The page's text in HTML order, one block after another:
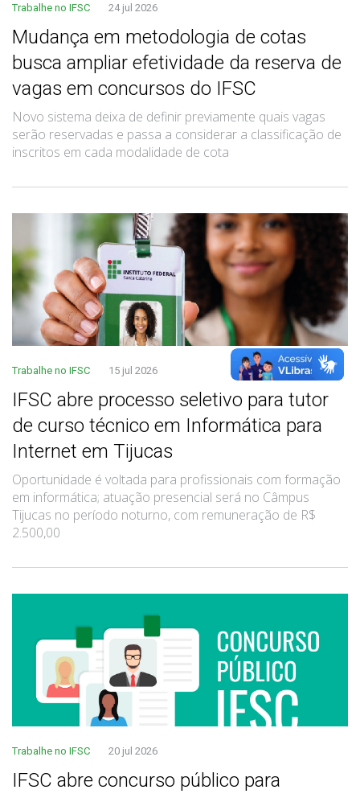
Trabalhe no IFSC 24 jul 2026
Mudança em metodologia de cotas
busca ampliar efetividade da reserva de
vagas em concursos do IFSC
Novo sistema deixa de definir previamente quais vagas
serão reservadas e passa a considerar a classificação de
inscritos em cada modalidade de cota
Trabalhe no IFSC 15 jul 2026
IFSC abre processo seletivo para tutor
de curso técnico em Informática para
Internet em Tijucas
Oportunidade é voltada para profissionais com formação
em informática; atuação presencial será no Câmpus
Tijucas no período noturno, com remuneração de R$
2.500,00
Trabalhe no IFSC 20 jul 2026
IFSC abre concurso público para